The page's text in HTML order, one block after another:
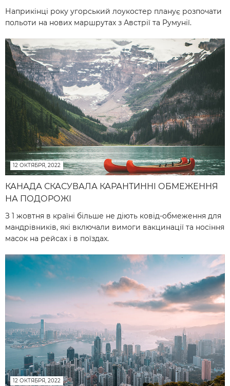
Наприкінці року угорський лоукостер планує розпочати
польоти на нових маршрутах з Австрії та Румунії.
12 ОКТЯБРЯ, 2022
КАНАДА СКАСУВАЛА КАРАНТИННІ ОБМЕЖЕННЯ
НА ПОДОРОЖІ
З 1 жовтня в країні більше не діють ковід-обмеження для
мандрівників, які включали вимоги вакцинації та носіння
масок на рейсах і в поїздах.
12 ОКТЯБРЯ, 2022